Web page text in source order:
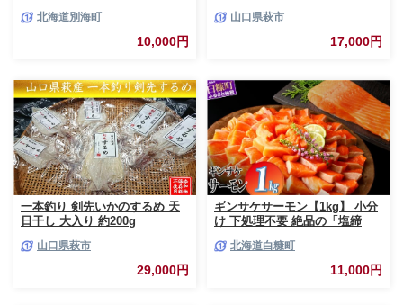
とから選べる！ ギフト いくら
ほたて 海鮮 牛肉 ケーキ アイス
【BY0000010】（ 後から選べ
カタログギフト あとからカタロ
グ あとからカタログポイント
あとからカタログギフト ふるさ
と納税 ）
北海道別海町
10,000円
山口県萩市
17,000円
一本釣り 剣先いかのするめ 天
日干し 大入り 約200g
山口県萩市
29,000円
ギンサケサーモン【1kg】 小分
け 下処理不要 絶品の「塩締
サーモン 鮭 魚 銀鮭 刺身 生食
用 さけ サケ ふるさと ランキン
グ 人気 魚介類 魚介 北海道 白
北海道白糠町
11,000円